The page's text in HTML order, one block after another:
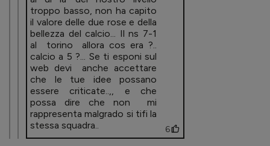
troppo basso, non ha capito
il valore delle due rose e della
bellezza del calcio... Il ns 7-1
al torino allora cos era ?..
calcio a 5 ?... Se ti esponi sul
web devi anche accettare
che le tue idee possano
essere criticate..,, e che
possa dire che non mi
rappresenta malgrado si tifi la
stessa squadra..
6